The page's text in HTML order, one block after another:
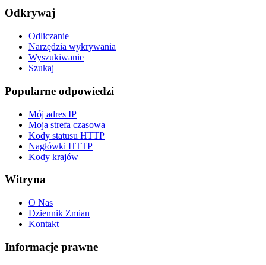
Odkrywaj
Odliczanie
Narzędzia wykrywania
Wyszukiwanie
Szukaj
Popularne odpowiedzi
Mój adres IP
Moja strefa czasowa
Kody statusu HTTP
Nagłówki HTTP
Kody krajów
Witryna
O Nas
Dziennik Zmian
Kontakt
Informacje prawne